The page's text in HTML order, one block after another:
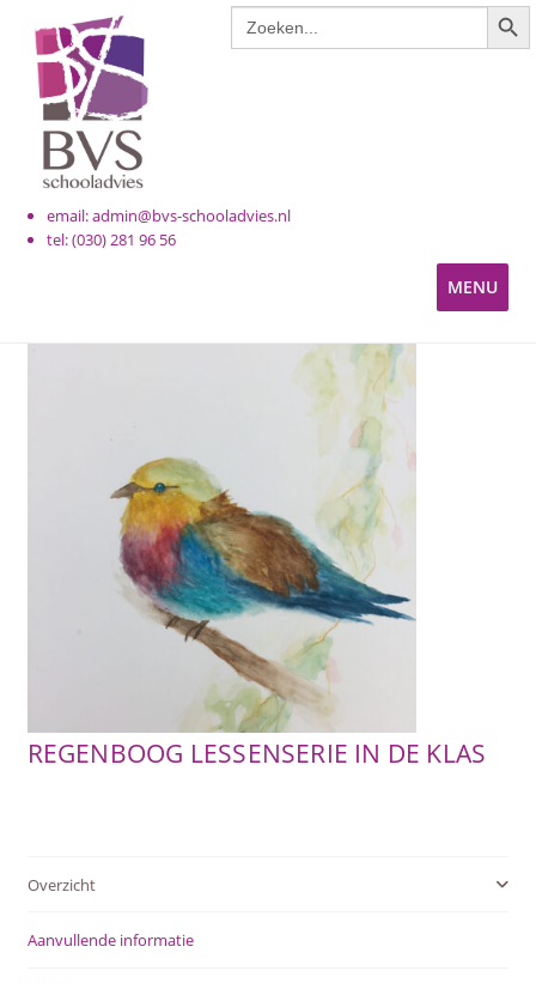
Zoek
naar:
Ga
door
naar
navigatie
Ga
naar
de
inhoud
email: admin@bvs-schooladvies.nl
tel: (030) 281 96 56
MENU
KINDEROPVANG
VOORTGEZET ONDERWIJS
AFSTANDSONDERWIJS
REGENBOOG LESSENSERIE IN DE KLAS
Overzicht
Aanvullende informatie